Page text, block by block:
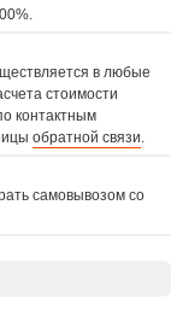
в любые
стоимости
контактным
обратной связи.
самовывозом со